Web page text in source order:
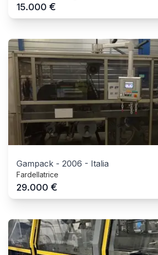
15.000 €
Gampack - 2006 - Italia
Fardellatrice
29.000 €